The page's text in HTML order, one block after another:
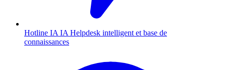
Hotline IA IA Helpdesk intelligent et base de
connaissances